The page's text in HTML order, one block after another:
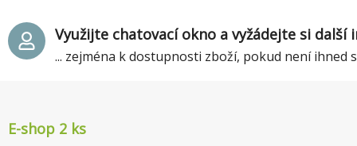
E-shop 2 ks
Využijte chatovací okno a vyžádejte si další
... zejména k dostupnosti zboží, pokud není ihned